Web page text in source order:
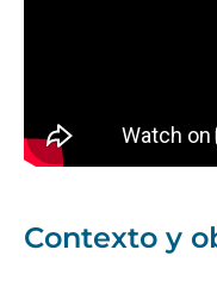
Contexto y